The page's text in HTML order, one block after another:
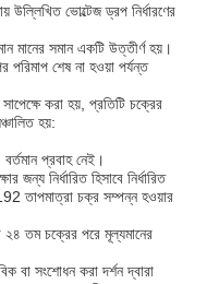
উল্লিখিত ভোল্টেজ ড্রপ নির্ধারণের
মানের সমান একটি উত্তীর্ণ হয়।
পরিমাপ শেষ না হওয়া পর্যন্ত
করা হয়, প্রতিটি চক্রের
হয়:
প্রবাহ নেই।
জন্য নির্ধারিত হিসাবে নির্ধারিত
তাপমাত্রা চক্র সম্পন্ন হওয়ার
তম চক্রের পরে মূল্যমানের
বা সংশোধন করা দর্শন দ্বারা